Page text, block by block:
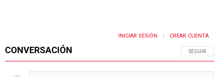
CONVERSACIÓN SIGA ESTA
SEGUIR
INICIAR SESIÓN CREAR CUENTA